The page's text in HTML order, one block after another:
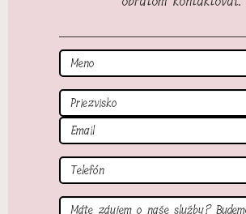
Meno
Priezvisko
Email
Tel
Správa